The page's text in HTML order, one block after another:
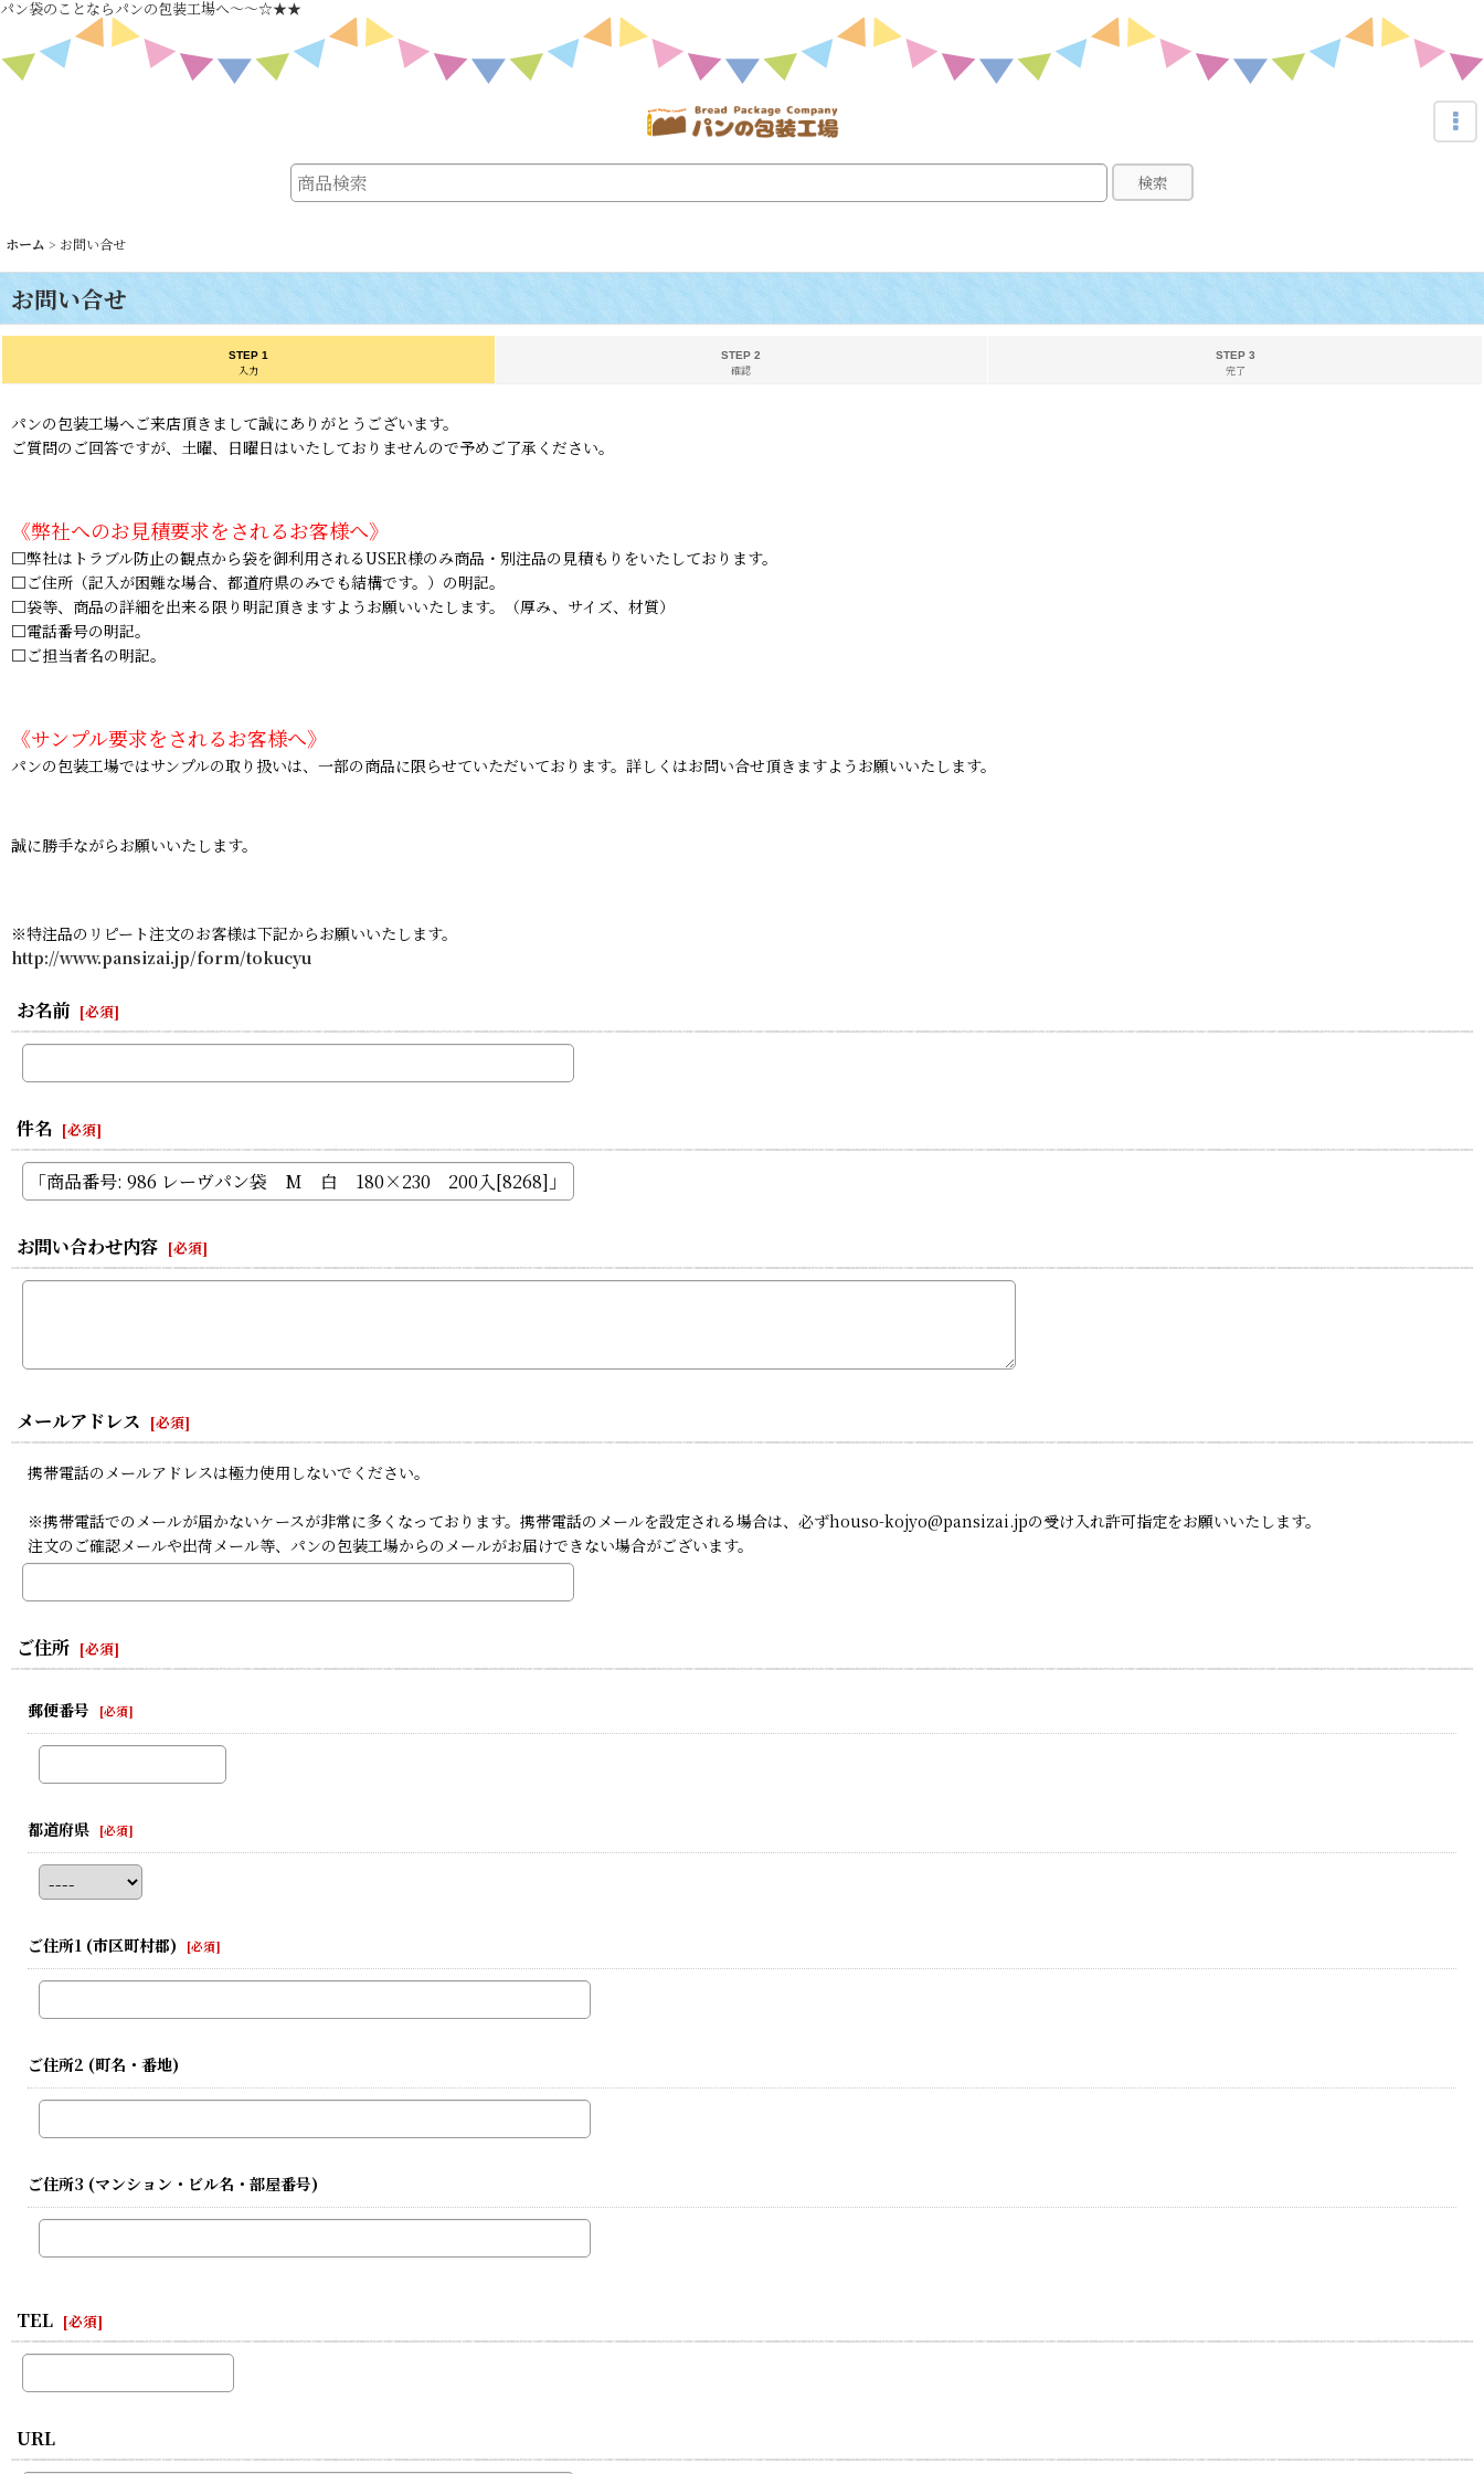
パン袋のことならパンの包装工場へ～～☆★★
検索
ホーム > お問い合せ
お問い合せ
STEP 1
入力
STEP 2
確認
STEP 3
完了
パンの包装工場へご来店頂きまして誠にありがとうございます。
ご質問のご回答ですが、土曜、日曜日はいたしておりませんので予めご了承ください。
《弊社へのお見積要求をされるお客様へ》
□弊社はトラブル防止の観点から袋を御利用されるUSER様のみ商品・別注品の見積もりをいたしております。
□ご住所（記入が困難な場合、都道府県のみでも結構です。）の明記。
□袋等、商品の詳細を出来る限り明記頂きますようお願いいたします。（厚み、サイズ、材質）
□電話番号の明記。
□ご担当者名の明記。
《サンプル要求をされるお客様へ》
パンの包装工場ではサンプルの取り扱いは、一部の商品に限らせていただいております。詳しくはお問い合せ頂きますようお願いいたします。
誠に勝手ながらお願いいたします。
※特注品のリピート注文のお客様は下記からお願いいたします。
http://www.pansizai.jp/form/tokucyu
お名前 [必須]
件名 [必須]
お問い合わせ内容 [必須]
メールアドレス [必須]
携帯電話のメールアドレスは極力使用しないでください。
※携帯電話でのメールが届かないケースが非常に多くなっております。携帯電話のメールを設定される場合は、必ずhouso-kojyo@pansizai.jpの受け入れ許可指定をお願いいたします。
注文のご確認メールや出荷メール等、パンの包装工場からのメールがお届けできない場合がございます。
ご住所 [必須]
郵便番号 [必須]
都道府県 [必須]
ご住所1 (市区町村郡) [必須]
ご住所2 (町名・番地)
ご住所3 (マンション・ビル名・部屋番号)
TEL [必須]
URL